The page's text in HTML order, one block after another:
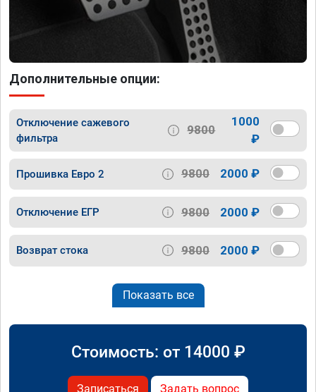
Дополнительные опции:
Отключение сажевого
фильтра
9800
1000
₽
Прошивка Евро 2 9800 2000 ₽
Отключение ЕГР 9800 2000 ₽
Возврат стока 9800 2000 ₽
Показать все
Стоимость: от 14000 ₽
Записаться Задать вопрос